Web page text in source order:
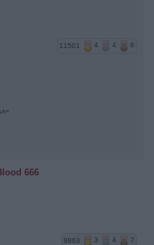
11501 4 4 6
666
8863 3 4 7